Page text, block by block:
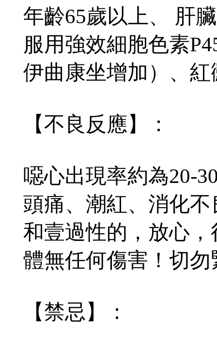
年齡65歲以上、 肝
服用強效細胞色素
伊曲康坐增加）、
【不良反應】：
噁心出現率約為20-
頭痛、潮紅、消化
和壹過性的，放心
體無任何傷害！切
【禁忌】：